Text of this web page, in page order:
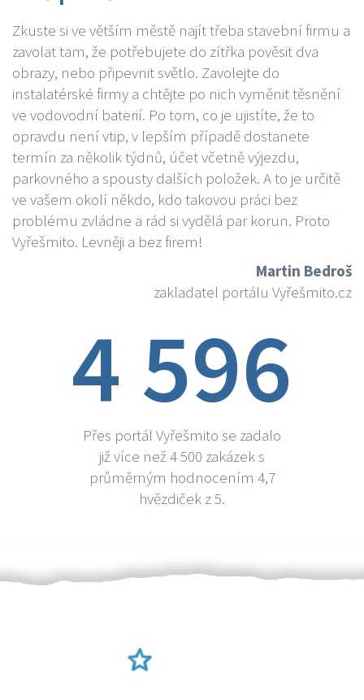
Zkuste si ve větším městě najít třeba stavební firmu a
zavolat tam, že potřebujete do zítřka pověsit dva
obrazy, nebo připevnit světlo. Zavolejte do
instalatérské firmy a chtějte po nich vyměnit těsnění
ve vodovodní baterií. Po tom, co je ujistíte, že to
opravdu není vtip, v lepším případě dostanete
termín za několik týdnů, účet včetně výjezdu,
parkovného a spousty dalších položek. A to je určitě
ve vašem okolí někdo, kdo takovou práci bez
problému zvládne a rád si vydělá par korun. Proto
Vyřešmito. Levněji a bez firem!
Martin Bedroš
zakladatel portálu Vyřešmito.cz
4 596
Přes portál Vyřešmito se zadalo
již více než 4 500 zakázek s
průměrným hodnocením 4,7
hvězdiček z 5.